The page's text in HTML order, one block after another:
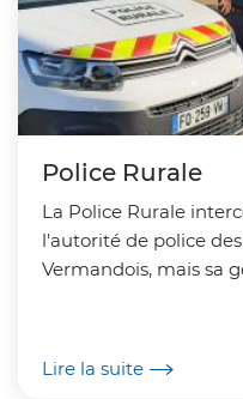
Police Rurale
La Police Rurale
l'autorité de police
Vermandois, mais sa
Lire la suite